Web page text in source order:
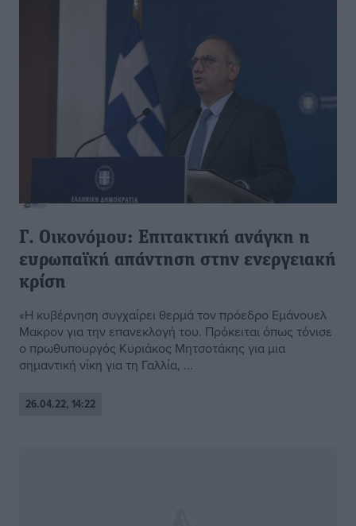
Γ. Οικονόμου: Επιτακτική ανάγκη η
ευρωπαϊκή απάντηση στην ενεργειακή
κρίση
«Η κυβέρνηση συγχαίρει θερμά τον πρόεδρο Εμάνουελ
Μακρον για την επανεκλογή του. Πρόκειται όπως τόνισε
ο πρωθυπουργός Κυριάκος Μητσοτάκης για μια
σημαντική νίκη για τη Γαλλία, ...
26.04.22, 14:22